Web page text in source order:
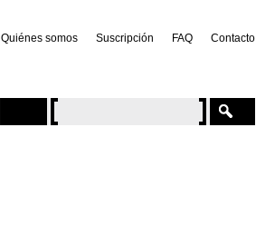
Quiénes somos Suscripción FAQ Contacto